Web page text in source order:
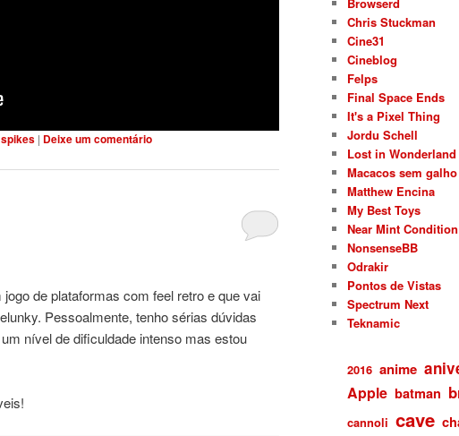
spikes | Deixe um comentário
de plataformas com feel retro e que vai
Pessoalmente, tenho sérias dúvidas
nível de dificuldade intenso mas estou
Chris Stuckman
Cine31
Cineblog
Felps
Final Space Ends
It's a Pixel Thing
Jordu Schell
Lost in Wonderland
Macacos sem galho
Matthew Encina
My Best Toys
Near Mint Condition
NonsenseBB
Odrakir
Pontos de Vistas
Spectrum Next
Teknamic
2016 anime
Apple batman
cannoli cave